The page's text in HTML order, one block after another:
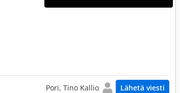
Pori, Tino Kallio Lähetä viesti